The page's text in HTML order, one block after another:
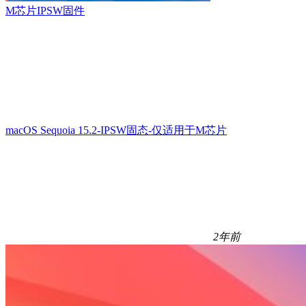
M芯片IPSW固件
macOS Sequoia 15.2-IPSW固态-仅适用于M芯片
2年前